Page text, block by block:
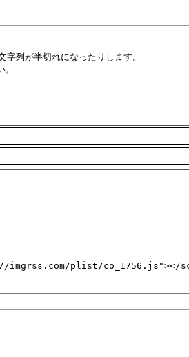
列が半切れになったりします。